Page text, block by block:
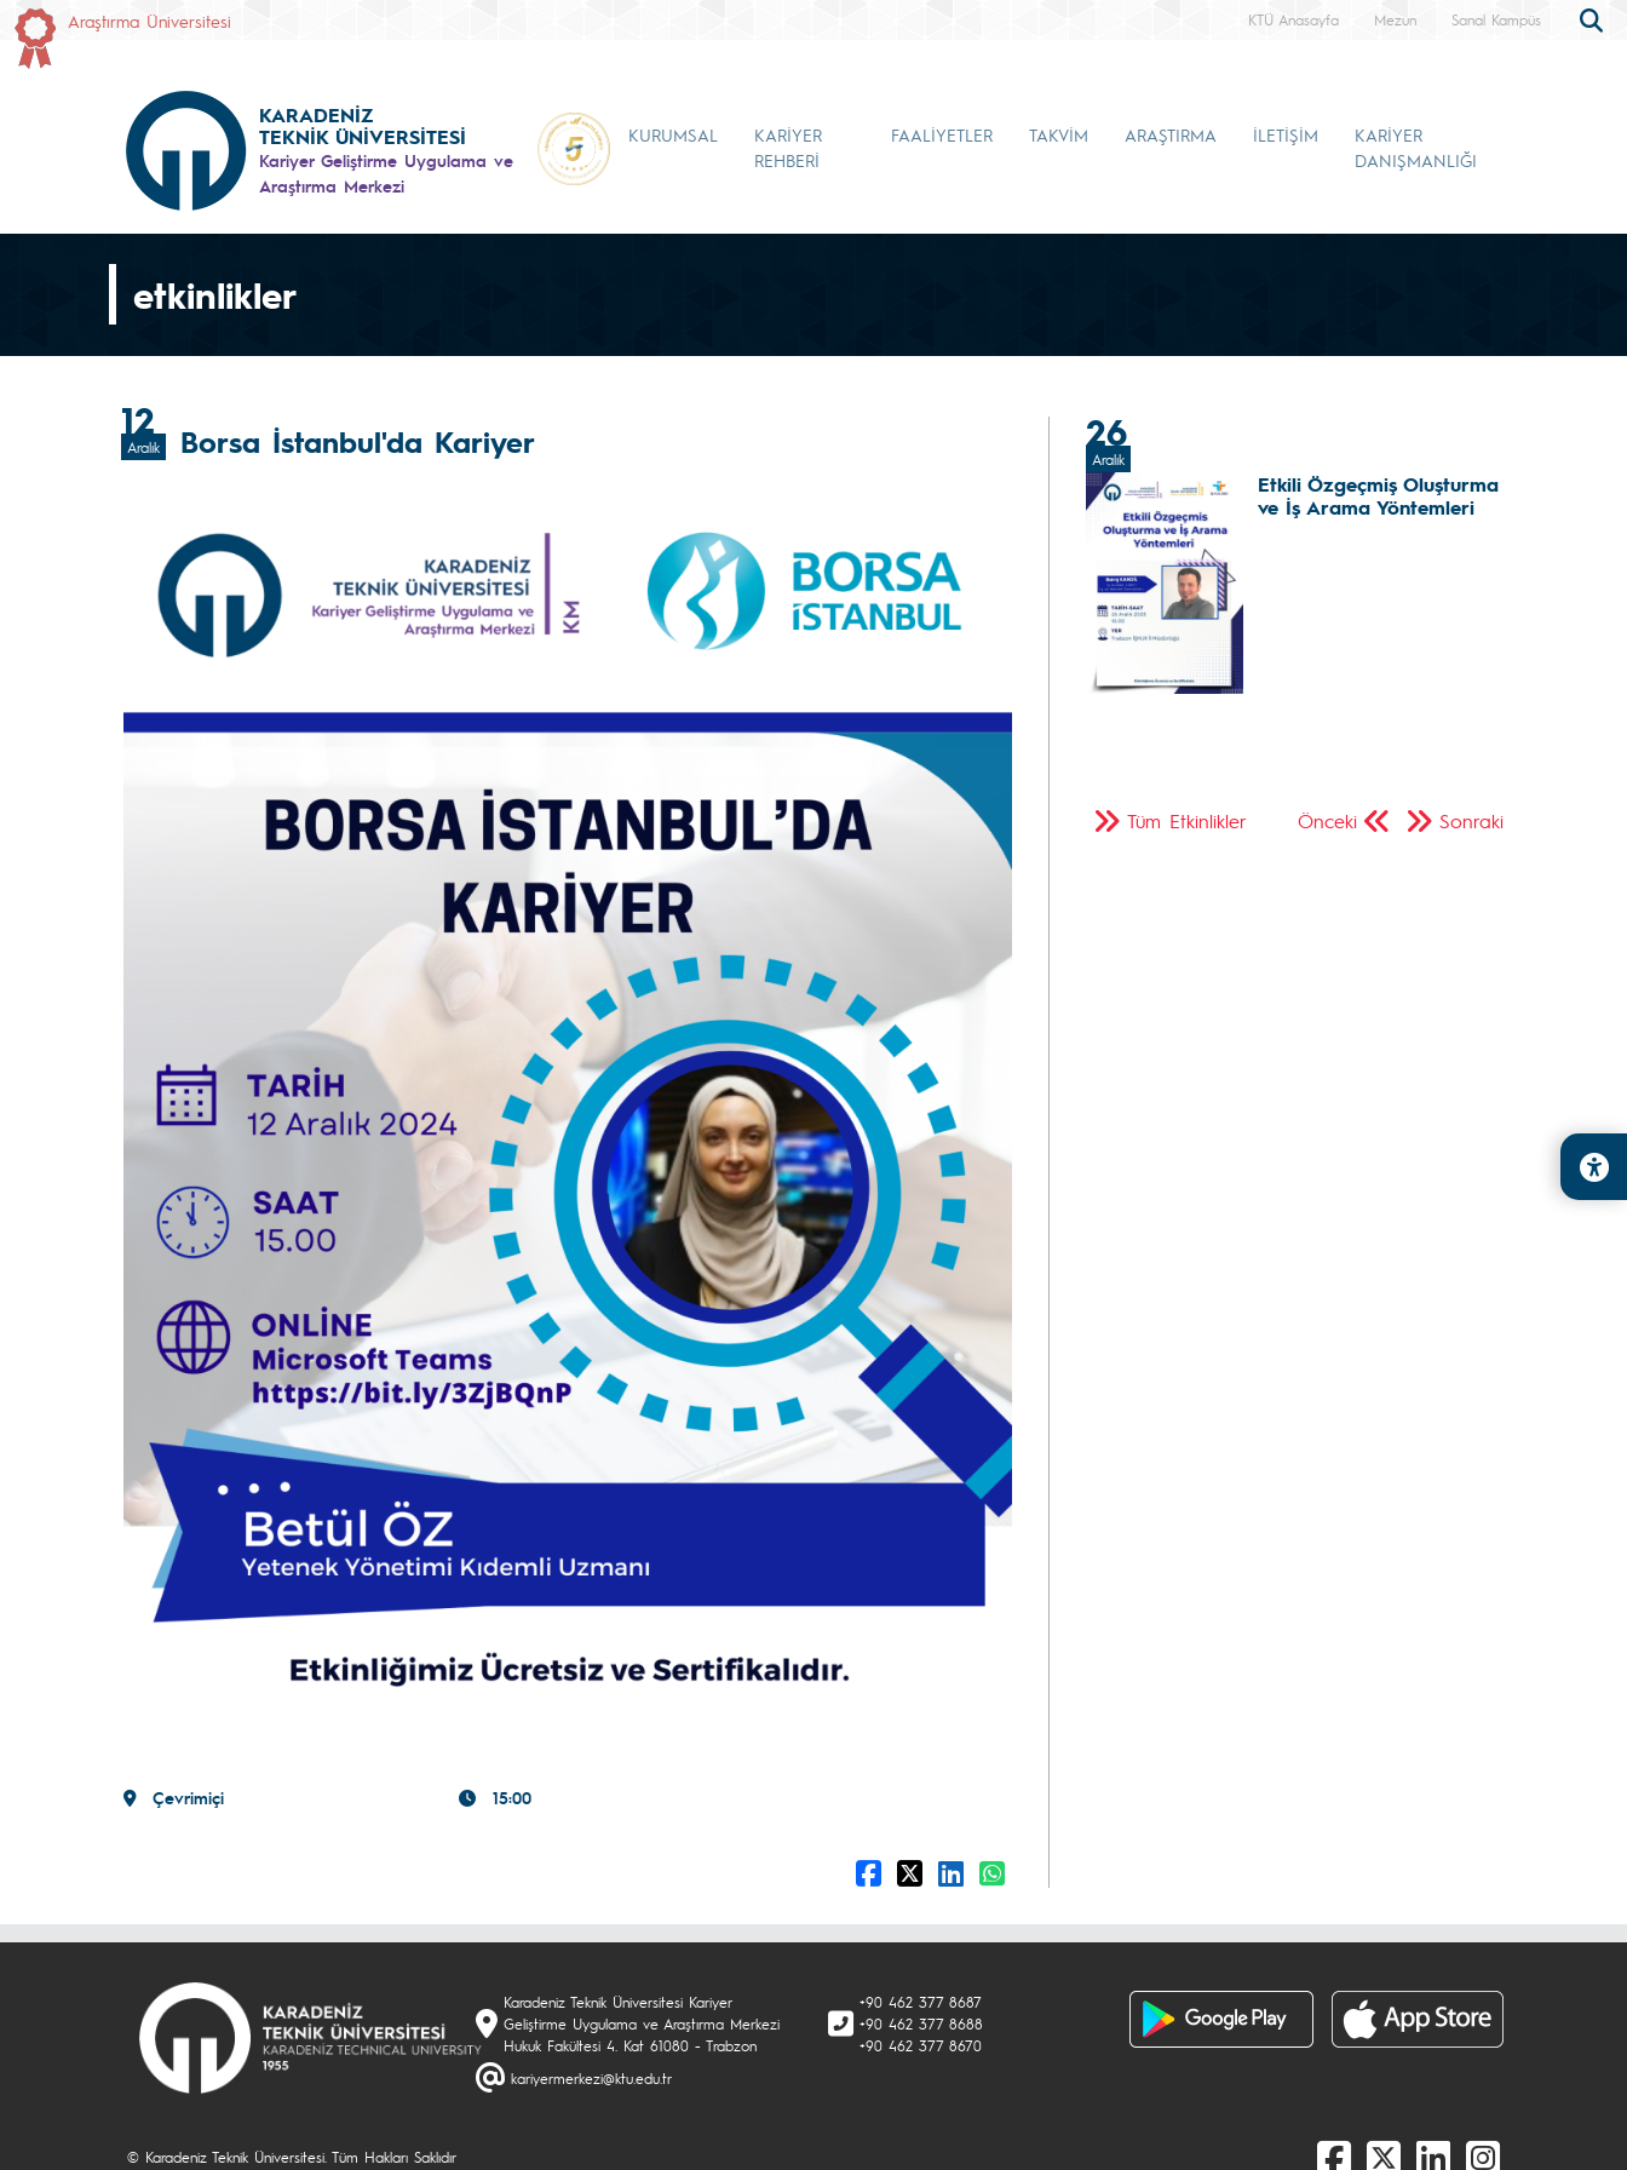
Araştırma Üniversitesi KTÜ Anasayfa Mezun Sanal Kampüs
KARADENİZ
TEKNİK ÜNİVERSİTESİ
Kariyer Geliştirme Uygulama ve
Araştırma Merkezi
KURUMSAL
KARİYER
REHBERİ
FAALİYETLER TAKVİM ARAŞTIRMA İLETİŞİM
KARİYER
DANIŞMANLIĞI
etkinlikler
12
Aralık Borsa İstanbul'da Kariyer
Çevrimiçi 15:00
26
Aralık
Etkili Özgeçmiş Oluşturma
ve İş Arama Yöntemleri
Önceki Sonraki
Tüm Etkinlikler
Karadeniz Teknik Üniversitesi Kariyer
Geliştirme Uygulama ve Araştırma Merkezi
Hukuk Fakültesi 4. Kat 61080 - Trabzon
kariyermerkezi@ktu.edu.tr
+90 462 377 8687
+90 462 377 8688
+90 462 377 8670
© Karadeniz Teknik Üniversitesi. Tüm Hakları Saklıdır